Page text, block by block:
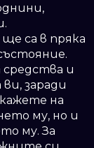
са в пряка
и
заради
на
му, но и
му. За